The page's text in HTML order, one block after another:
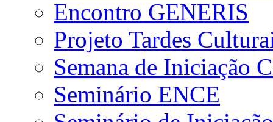
Encontro GENERIS
Projeto Tardes
Semana de Iniciação
Seminário ENCE